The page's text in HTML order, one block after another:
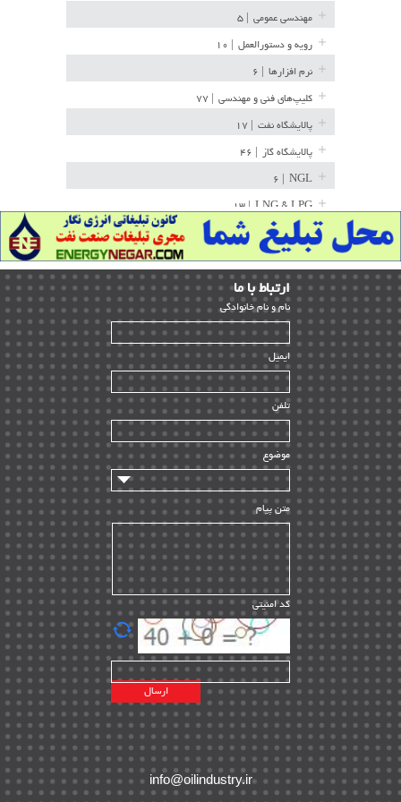
مهندسی عمومی
رویه و دستورالعمل
نرم افزارها
کلیپ‌های فنی و مهندسی
پالایشگاه نفت
پالایشگاه گاز
NGL
LNG & LPG | ۱۳
خط لوله | ۳۶
مخازن ذخیره | ۱۵
پتروشیمی | ۱۴
بازرسی و QC | ۱۵
HSE | ۳۹
ساخت و نصب | ۱۲
راه اندازی | ۹
سازندگان و تامین کنندگان | ۱۰
تامین مالی و سرمایه گذاری | ۳۲
ماشین آلات
مدیریت پروژه
مدیریت دانش
مدیریت سازمانی و عمومی | ۲
تأمین کالا | ۱۳
EPC | ۲۰
پیمانکاران بین المللی | ۸
اطلاعات انرژی کشورها | ۱۴
پروژه های خارجی | ۱۵
نقشه های نفت و گاز خارجی | ۱۰
شرکت های نفتی | ۱۴
پلانت های فعال | ۴۰
طرح ها و پروژه ها | ۳۵
ارﺗﺒﺎط ﺑﺎ ما
ﻧﺎم و ﻧﺎم ﺧﺎﻧﻮادﮔﻰ
ایمیل
تلفن
موضوع
متن پیام
کد امنیتی
info@oilindustry.ir